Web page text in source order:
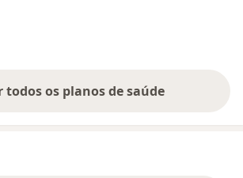
todos os planos de saúde